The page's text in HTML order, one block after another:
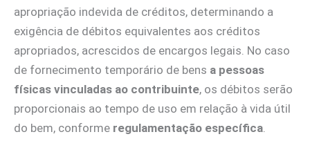
apropriação indevida de créditos, determinando a
exigência de débitos equivalentes aos créditos
apropriados, acrescidos de encargos legais. No caso
de fornecimento temporário de bens a pessoas
físicas vinculadas ao contribuinte, os débitos serão
proporcionais ao tempo de uso em relação à vida útil
do bem, conforme regulamentação específica